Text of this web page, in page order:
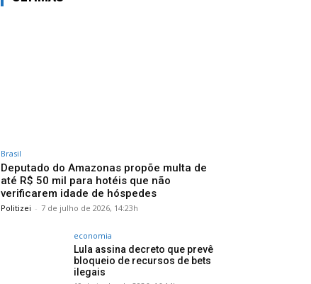
Brasil
Deputado do Amazonas propõe multa de
até R$ 50 mil para hotéis que não
verificarem idade de hóspedes
Politizei - 7 de julho de 2026, 14:23h
economia
Lula assina decreto que prevê
bloqueio de recursos de bets
ilegais